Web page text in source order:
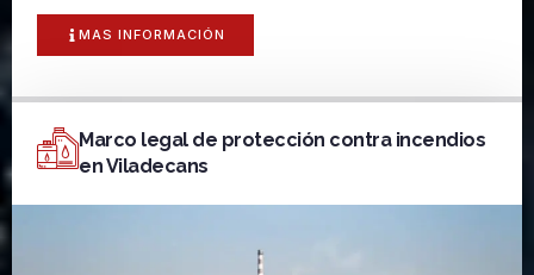
MAS INFORMACIÓN
Marco legal de protección contra incendios
en Viladecans